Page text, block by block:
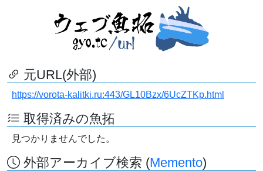
元URL(外部)
https://vorota-kalitki.ru:443/GL10Bzx/6UcZTKp.html
取得済みの魚拓
見つかりませんでした。
外部アーカイブ検索 (Memento)